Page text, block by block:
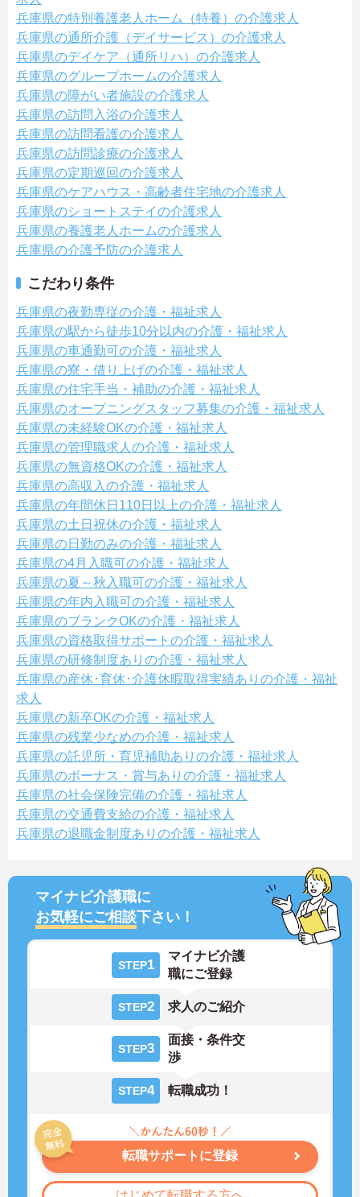
兵庫県の特別養護老人ホーム（特養）の介護求人
兵庫県の通所介護（デイサービス）の介護求人
兵庫県のデイケア（通所リハ）の介護求人
兵庫県のグループホームの介護求人
兵庫県の障がい者施設の介護求人
兵庫県の訪問入浴の介護求人
兵庫県の訪問看護の介護求人
兵庫県の訪問診療の介護求人
兵庫県の定期巡回の介護求人
兵庫県のケアハウス・高齢者住宅地の介護求人
兵庫県のショートステイの介護求人
兵庫県の養護老人ホームの介護求人
兵庫県の介護予防の介護求人
こだわり条件
兵庫県の夜勤専従の介護・福祉求人
兵庫県の駅から徒歩10分以内の介護・福祉求人
兵庫県の車通勤可の介護・福祉求人
兵庫県の寮・借り上げの介護・福祉求人
兵庫県の住宅手当・補助の介護・福祉求人
兵庫県のオープニングスタッフ募集の介護・福祉求人
兵庫県の未経験OKの介護・福祉求人
兵庫県の管理職求人の介護・福祉求人
兵庫県の無資格OKの介護・福祉求人
兵庫県の高収入の介護・福祉求人
兵庫県の年間休日110日以上の介護・福祉求人
兵庫県の土日祝休の介護・福祉求人
兵庫県の日勤のみの介護・福祉求人
兵庫県の4月入職可の介護・福祉求人
兵庫県の夏～秋入職可の介護・福祉求人
兵庫県の年内入職可の介護・福祉求人
兵庫県のブランクOKの介護・福祉求人
兵庫県の資格取得サポートの介護・福祉求人
兵庫県の研修制度ありの介護・福祉求人
兵庫県の産休･育休･介護休暇取得実績ありの介護・福祉
求人
兵庫県の新卒OKの介護・福祉求人
兵庫県の残業少なめの介護・福祉求人
兵庫県の託児所・育児補助ありの介護・福祉求人
兵庫県のボーナス・賞与ありの介護・福祉求人
兵庫県の社会保険完備の介護・福祉求人
兵庫県の交通費支給の介護・福祉求人
兵庫県の退職金制度ありの介護・福祉求人
マイナビ介護職に
お気軽にご相談下さい！
STEP1
マイナビ介護
職にご登録
STEP2 求人のご紹介
STEP3
面接・条件交
渉
STEP4 転職成功！
転職サポートに登録